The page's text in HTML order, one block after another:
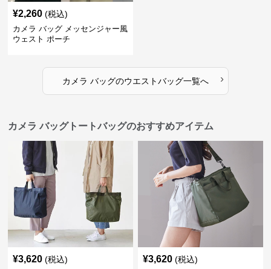
¥2,260 (税込)
カメラ バッグ メッセンジャー風
ウェスト ポーチ
カメラ バッグのウエストバッグ一覧へ ›
カメラ バッグトートバッグのおすすめアイテム
¥3,620 (税込) ¥3,620 (税込)